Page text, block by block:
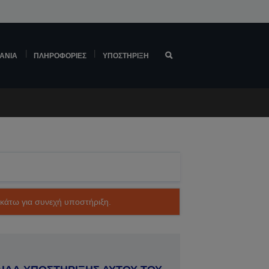
ΠΛΗΡΟΦΟΡΊΕΣ ΥΠΟΣΤΉΡΙΞΗ
για συνεχή υποστήριξη.